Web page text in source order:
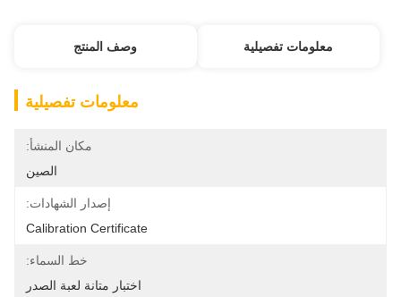
معلومات تفصيلية وصف المنتج
معلومات تفصيلية
مكان المنشأ:
الصين
إصدار الشهادات:
Calibration Certificate
خط السماء:
اختبار متانة لعبة الصدر